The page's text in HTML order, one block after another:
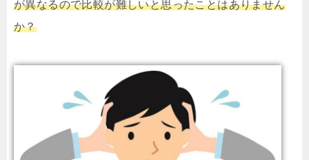
が異なるので比較が難しいと思ったことはありません
か？